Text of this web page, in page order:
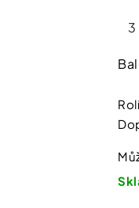
4,3
z
PÁR
188